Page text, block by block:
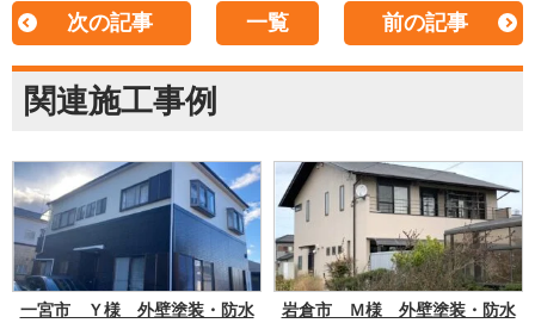
次の記事 一覧 前の記事
関連施工事例
一宮市 Ｙ様 外壁塗装・防水 岩倉市 Ｍ様 外壁塗装・防水